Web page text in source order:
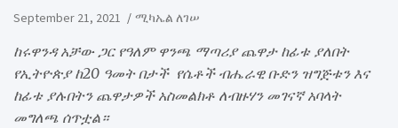
September 21, 2021 ሚካኤል ለገሠ
ከሩዋንዳ አቻው ጋር የዓለም ዋንጫ ማጣሪያ ጨዋታ ከፊቱ ያለበት
የኢትዮጵያ ከ20 ዓመት በታች የሴቶች ብሔራዊ ቡድን ዝግጅቱን እና
ከፊቱ ያሉበትን ጨዋታዎች አስመልክቶ ለብዙሃን መገናኛ አባላት
መግለጫ ሰጥቷል።